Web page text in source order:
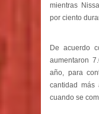
mientras
por ciento
De acuerdo
aumentaron
año, para
cantidad más
cuando se